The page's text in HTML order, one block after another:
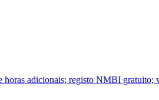
adicionais; registo NMBI gratuito;